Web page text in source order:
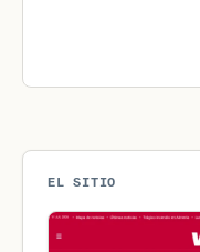
EL SITIO